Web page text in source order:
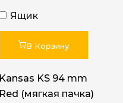
Ящик
В Корзину
Kansas KS 94 mm
Red (мягкая пачка)